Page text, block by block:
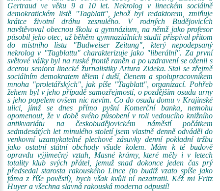
Gertraud ve věku 9 a 10 let. Nekrolog v lineckém sociálně
demokratickém listě "Tagblatt", jehož byl redaktorem, zmiňuje
krátce životní dráhu zesnulého. V rodných Budějovicích
navštěvoval obecnou školu a gymnázium, na němž jako profesor
působil jeho otec, už běhěm gymnaziálních studií přispíval přitom
do místního listu "Budweiser Zeitung", který nepodepsaný
nekrolog v "Tagblattu" charakterizuje jako "liberální". Za první
světové války byl na ruské frontě raněn a po uzdravení se oženil s
dcerou seniora linecké žurnalistiky Artura Zideka. Stal se zřejmě
sociálním demokratem tělem i duší, členem a spolupracovníkem
mnoha "proletářských", jak píše "Tagblatt", organizací. Pohřeb
žehem byl v jeho případě samozřejmostí, o pozdějším osudu urny
s jeho popelem ovšem nic nevím. Co do osudu domu v Krajinské
ulici, jímž se dnes přímo pyšní Komerční banka, nemohu
opomenout, že v době svého působení v roli vedoucího knižního
antikvariátu na českobudějovickém náměstí počátkem
sedmdesátých let minulého století jsem vlastně denně odváděl do
venkovní uzamykatelné plechové zásuvky denní pokladní tržbu
jako ostatní státní obchody všude kolem. Mám k té budově
opravdu výjimečný vztah, Masné krámy, které měly i v letech
totality klub svých přátel, jemuž snad dokonce jeden čas prý
předsedal starosta rakouského Lince (to budiž vzato spíše jako
fáma z říše pověstí), bych však kvůli ní nezatratil. Kéž mi Fritz
Huyer a všechna slavná rakouská moderna odpustí!